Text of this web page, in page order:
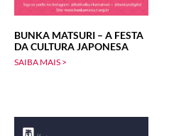
BUNKA MATSURI – A FESTA
DA CULTURA JAPONESA
SAIBA MAIS >